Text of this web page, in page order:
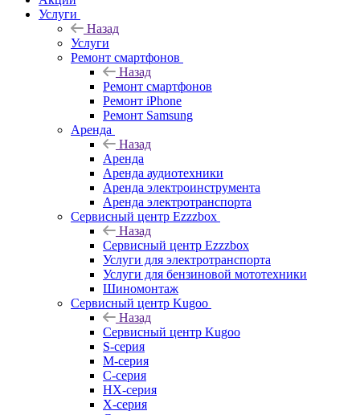
Услуги
Назад
Услуги
Ремонт смартфонов
Назад
Ремонт смартфонов
Ремонт iPhone
Ремонт Samsung
Аренда
Назад
Аренда
Аренда аудиотехники
Аренда электроинструмента
Аренда электротранспорта
Сервисный центр Ezzzbox
Назад
Сервисный центр Ezzzbox
Услуги для электротранспорта
Услуги для бензиновой мототехники
Шиномонтаж
Сервисный центр Kugoo
Назад
Сервисный центр Kugoo
S-cерия
M-серия
С-серия
HX-серия
X-серия